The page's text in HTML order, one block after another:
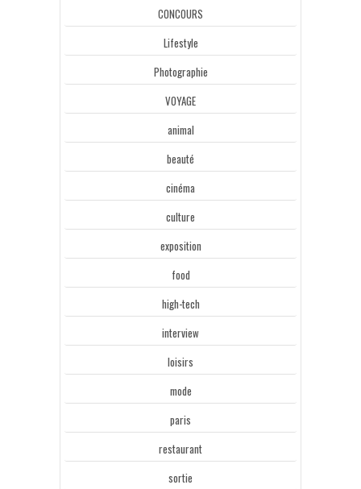
CONCOURS
Lifestyle
Photographie
VOYAGE
animal
beauté
cinéma
culture
exposition
food
high-tech
interview
loisirs
mode
paris
restaurant
sortie